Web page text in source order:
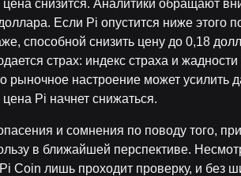
цена снизится. Аналитики обращают
Если Pi опустится ниже этого
способной снизить цену до 0,18
страх: индекс страха и
рыночное настроение может усилить
Pi начнет снижаться.
и сомнения по поводу того,
в ближайшей перспективе.
Coin лишь проходит проверку, и без